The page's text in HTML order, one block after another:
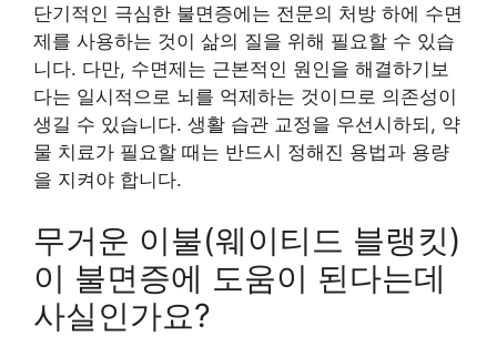
단기적인 극심한 불면증에는 전문의 처방 하에 수면
제를 사용하는 것이 삶의 질을 위해 필요할 수 있습
니다. 다만, 수면제는 근본적인 원인을 해결하기보
다는 일시적으로 뇌를 억제하는 것이므로 의존성이
생길 수 있습니다. 생활 습관 교정을 우선시하되, 약
물 치료가 필요할 때는 반드시 정해진 용법과 용량
을 지켜야 합니다.
무거운 이불(웨이티드 블랭킷)
이 불면증에 도움이 된다는데
사실인가요?